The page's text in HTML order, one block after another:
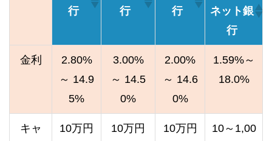
行
行
行
ネット銀
行
金利
2.80%
～ 14.9
5%
3.00%
～ 14.5
0%
2.00%
～ 14.6
0%
1.59%～
18.0%
キャ
10万円
10万円
10万円
10～1,00